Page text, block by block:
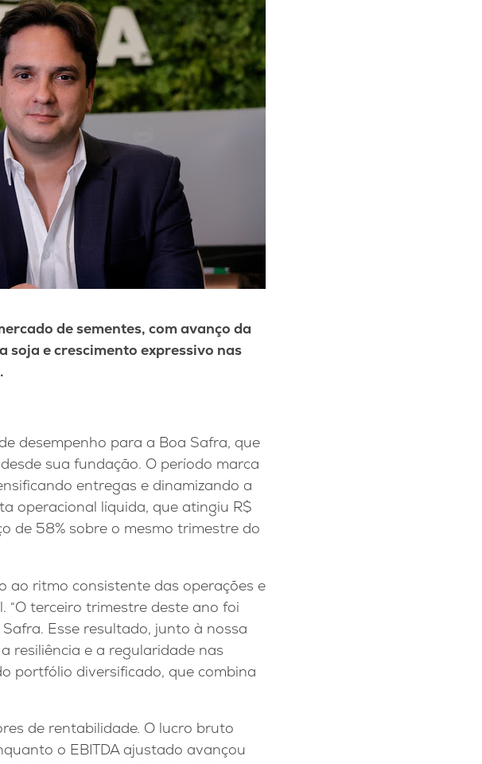
de sementes, com avanço da
e crescimento expressivo nas
desempenho para a Boa Safra, que
sua fundação. O período marca
entregas e dinamizando a
operacional líquida, que atingiu R$
de 58% sobre o mesmo trimestre do
ao ritmo consistente das operações e
terceiro trimestre deste ano foi
Esse resultado, junto à nossa
resiliência e a regularidade nas
portfólio diversificado, que combina
de rentabilidade. O lucro bruto
o EBITDA ajustado avançou